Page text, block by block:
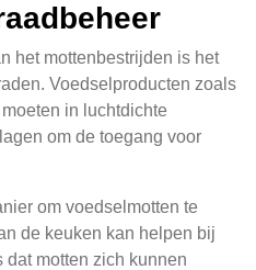
het mottenbestrijden is het
Voedselproducten zoals
in luchtdichte
om de toegang voor
om voedselmotten te
de keuken kan helpen bij
dat motten zich kunnen